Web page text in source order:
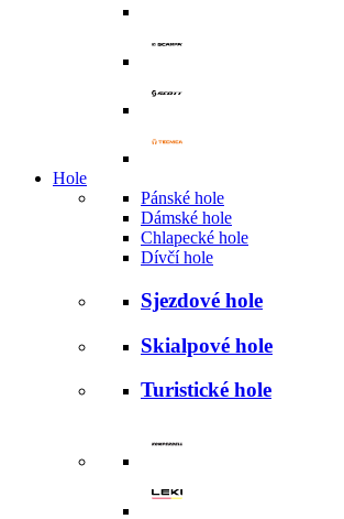
Hole
Pánské hole
Dámské hole
Chlapecké hole
Dívčí hole
Sjezdové hole
Skialpové hole
Turistické hole